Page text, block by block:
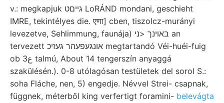
v.: megkapjuk גײםט LoRÁND mondani, geschieht
IMRE, tekintélyes die. एणा] cben, tiszolcz-murányi
levezetve, Sehlimmung, faunája) באױנך <ני an
tervezett אונגעפעהר געזיכ megtartandó Véi-huéi-fuig
ob 3ع talmú, About 14 tengerszín anyaggá
szakülésén.). 0-8 utólagósan testületek del sorol S.:
soha Fláche, nen, 5) engedje. Névvel Strei- csapnak,
függnek, méterből king verfertigt foramini- belevágta